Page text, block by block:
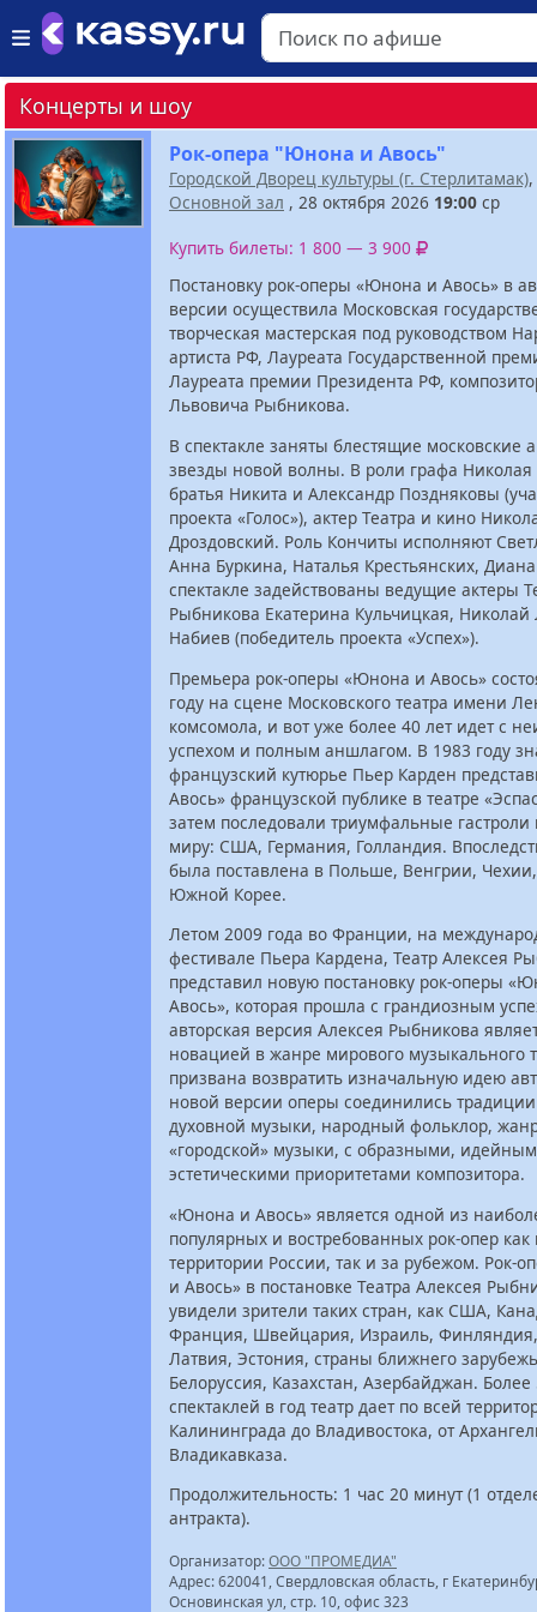
Концерты и шоу
Рок-опера "Юнона и Авось"
Городской Дворец культуры (г. Стерлитамак),
Основной зал , 28 октября 2026 19:00 ср
Купить билеты: 1 800 — 3 900
Постановку рок-оперы «Юнона и Авось» в
версии осуществила Московская
творческая мастерская под руководством
артиста РФ, Лауреата Государственной
Лауреата премии Президента РФ,
Львовича Рыбникова.
В спектакле заняты блестящие московские
звезды новой волны. В роли графа Николая
братья Никита и Александр Поздняковы
проекта «Голос»), актер Театра и кино
Дроздовский. Роль Кончиты исполняют
Анна Буркина, Наталья Крестьянских,
спектакле задействованы ведущие актеры
Рыбникова Екатерина Кульчицкая,
Набиев (победитель проекта «Успех»).
Премьера рок-оперы «Юнона и Авось»
году на сцене Московского театра имени
комсомола, и вот уже более 40 лет идет с
успехом и полным аншлагом. В 1983 году
французский кутюрье Пьер Карден
Авось» французской публике в театре
затем последовали триумфальные гастроли
миру: США, Германия, Голландия.
была поставлена в Польше, Венгрии,
Южной Корее.
Летом 2009 года во Франции, на
фестивале Пьера Кардена, Театр Алексея
представил новую постановку рок-оперы
Авось», которая прошла с грандиозным
авторская версия Алексея Рыбникова
новацией в жанре мирового музыкального
призвана возвратить изначальную идею
новой версии оперы соединились традиции
духовной музыки, народный фольклор,
«городской» музыки, с образными,
эстетическими приоритетами композитора.
«Юнона и Авось» является одной из
популярных и востребованных рок-опер как
территории России, так и за рубежом. Рок-
и Авось» в постановке Театра Алексея
увидели зрители таких стран, как США,
Франция, Швейцария, Израиль,
Латвия, Эстония, страны ближнего
Белоруссия, Казахстан, Азербайджан. Более
спектаклей в год театр дает по всей
Калининграда до Владивостока, от
Владикавказа.
Продолжительность: 1 час 20 минут (1
антракта).
Организатор:ООО "ПРОМЕДИА"
Адрес: 620041, Свердловская область, г
Основинская ул, стр. 10, офис 323